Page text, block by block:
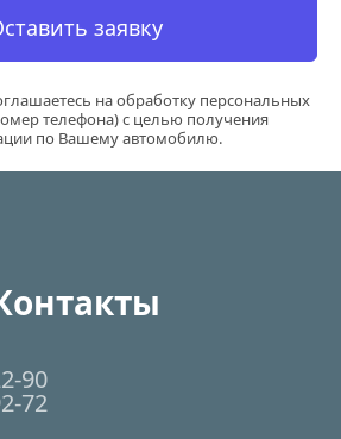
заявку
на обработку персональных
телефона) с целью получения
по Вашему автомобилю.
90
72